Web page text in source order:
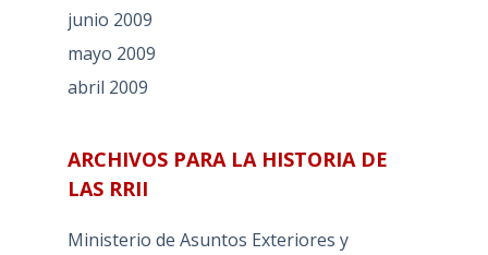
junio 2009
mayo 2009
abril 2009
ARCHIVOS PARA LA HISTORIA DE
LAS RRII
Ministerio de Asuntos Exteriores y